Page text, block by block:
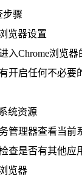
步骤
览器设置
入Chrome浏览
开启任何不必要
统资源
管理器查看当前
查是否有其他应
览器